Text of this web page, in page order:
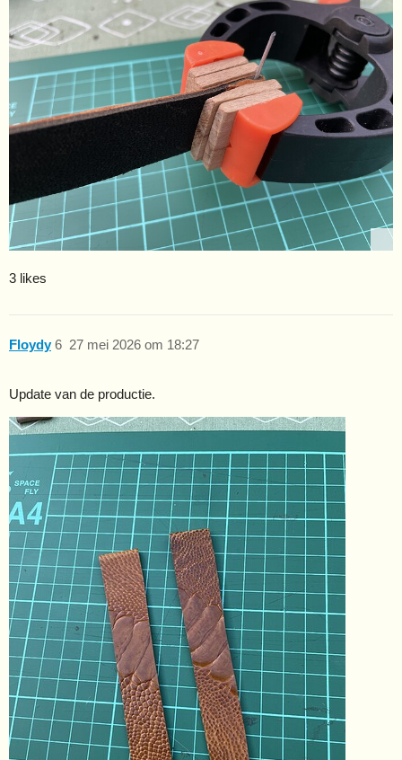
3 likes
Floydy 27 mei 2026 om 18:27
6
Update van de productie.